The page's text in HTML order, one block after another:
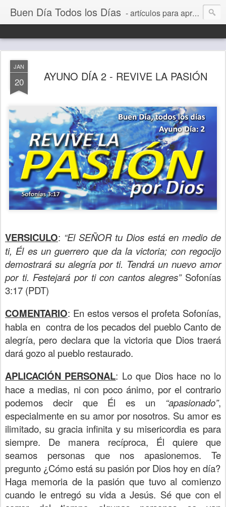
Buen Día Todos los Días - artículos para aprender a vivir mejor, un día a la vez. Por Juan C Quintero
JAN
20 AYUNO DÍA 2 - REVIVE LA PASIÓN
VERSICULO: “El SEÑOR tu Dios está en medio de
ti, Él es un guerrero que da la victoria; con regocijo
demostrará su alegría por ti. Tendrá un nuevo amor
por ti. Festejará por ti con cantos alegres”Sofonías
3:17 (PDT)
COMENTARIO: En estos versos el profeta Sofonías,
habla en contra de los pecados del pueblo Canto de
alegría, pero declara que la victoria que Dios traerá
dará gozo al pueblo restaurado.
APLICACIÓN PERSONAL: Lo que Dios hace no lo
hace a medias, ni con poco ánimo, por el contrario
podemos decir que Él es un “apasionado”,
especialmente en su amor por nosotros. Su amor es
ilimitado, su gracia infinita y su misericordia es para
siempre. De manera recíproca, Él quiere que
seamos personas que nos apasionemos. Te
pregunto ¿Cómo está su pasión por Dios hoy en día?
Haga memoria de la pasión que tuvo al comienzo
cuando le entregó su vida a Jesús. Sé que con el